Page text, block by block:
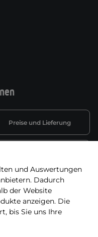
Preise und Lieferung
Batterieentsorgung
Widerruf erklären
und Auswertungen
Dadurch
der Website
anzeigen. Die
bis Sie uns Ihre